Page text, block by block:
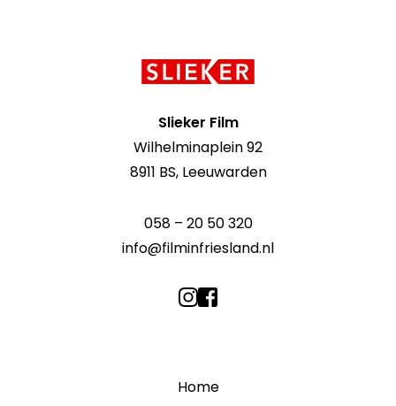
Slieker Film
Wilhelminaplein 92
8911 BS, Leeuwarden
058 – 20 50 320
info@filminfriesland.nl
Home